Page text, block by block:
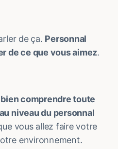
de ça. Personnal
de ce que vous aimez.
bien comprendre toute
niveau du personnal
vous allez faire votre
environnement.